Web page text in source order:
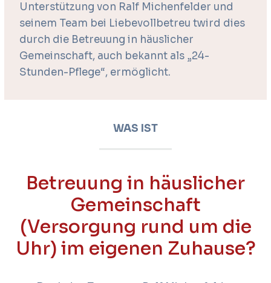
Unterstützung von Ralf Michenfelder und
seinem Team bei Liebevollbetreu twird dies
durch die Betreuung in häuslicher
Gemeinschaft, auch bekannt als „24-
Stunden-Pflege“, ermöglicht.
WAS IST
Betreuung in häuslicher
Gemeinschaft
(Versorgung rund um die
Uhr) im eigenen Zuhause?